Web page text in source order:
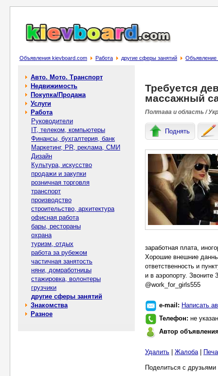
Объявления kievboard.com Работа другие сферы занятий Объявление
Авто. Мото. Транспорт
Недвижимость
Покупка/Продажа
Услуги
Работа
Руководители
IT, телеком, компьютеры
Финансы, бухгалтерия, банк
Маркетинг, PR, реклама, СМИ
Дизайн
Культура, искусство
продажи и закупки
розничная торговля
транспорт
производство
строительство, архитектура
офисная работа
бары, рестораны
охрана
туризм, отдых
работа за рубежом
частичная занятость
няни, домработницы
стажировка, волонтеры
грузчики
другие сферы занятий
Знакомства
Разное
Требуется
массажный
Полтава и область /
Поднять
заработная плата,
Хорошие внешние
ответственность и
и в аэропорту. Звоните
@work_for_girls555
e-mail: Написать
Телефон: не указан
Автор
Удалить Жалоба|
Поделиться с